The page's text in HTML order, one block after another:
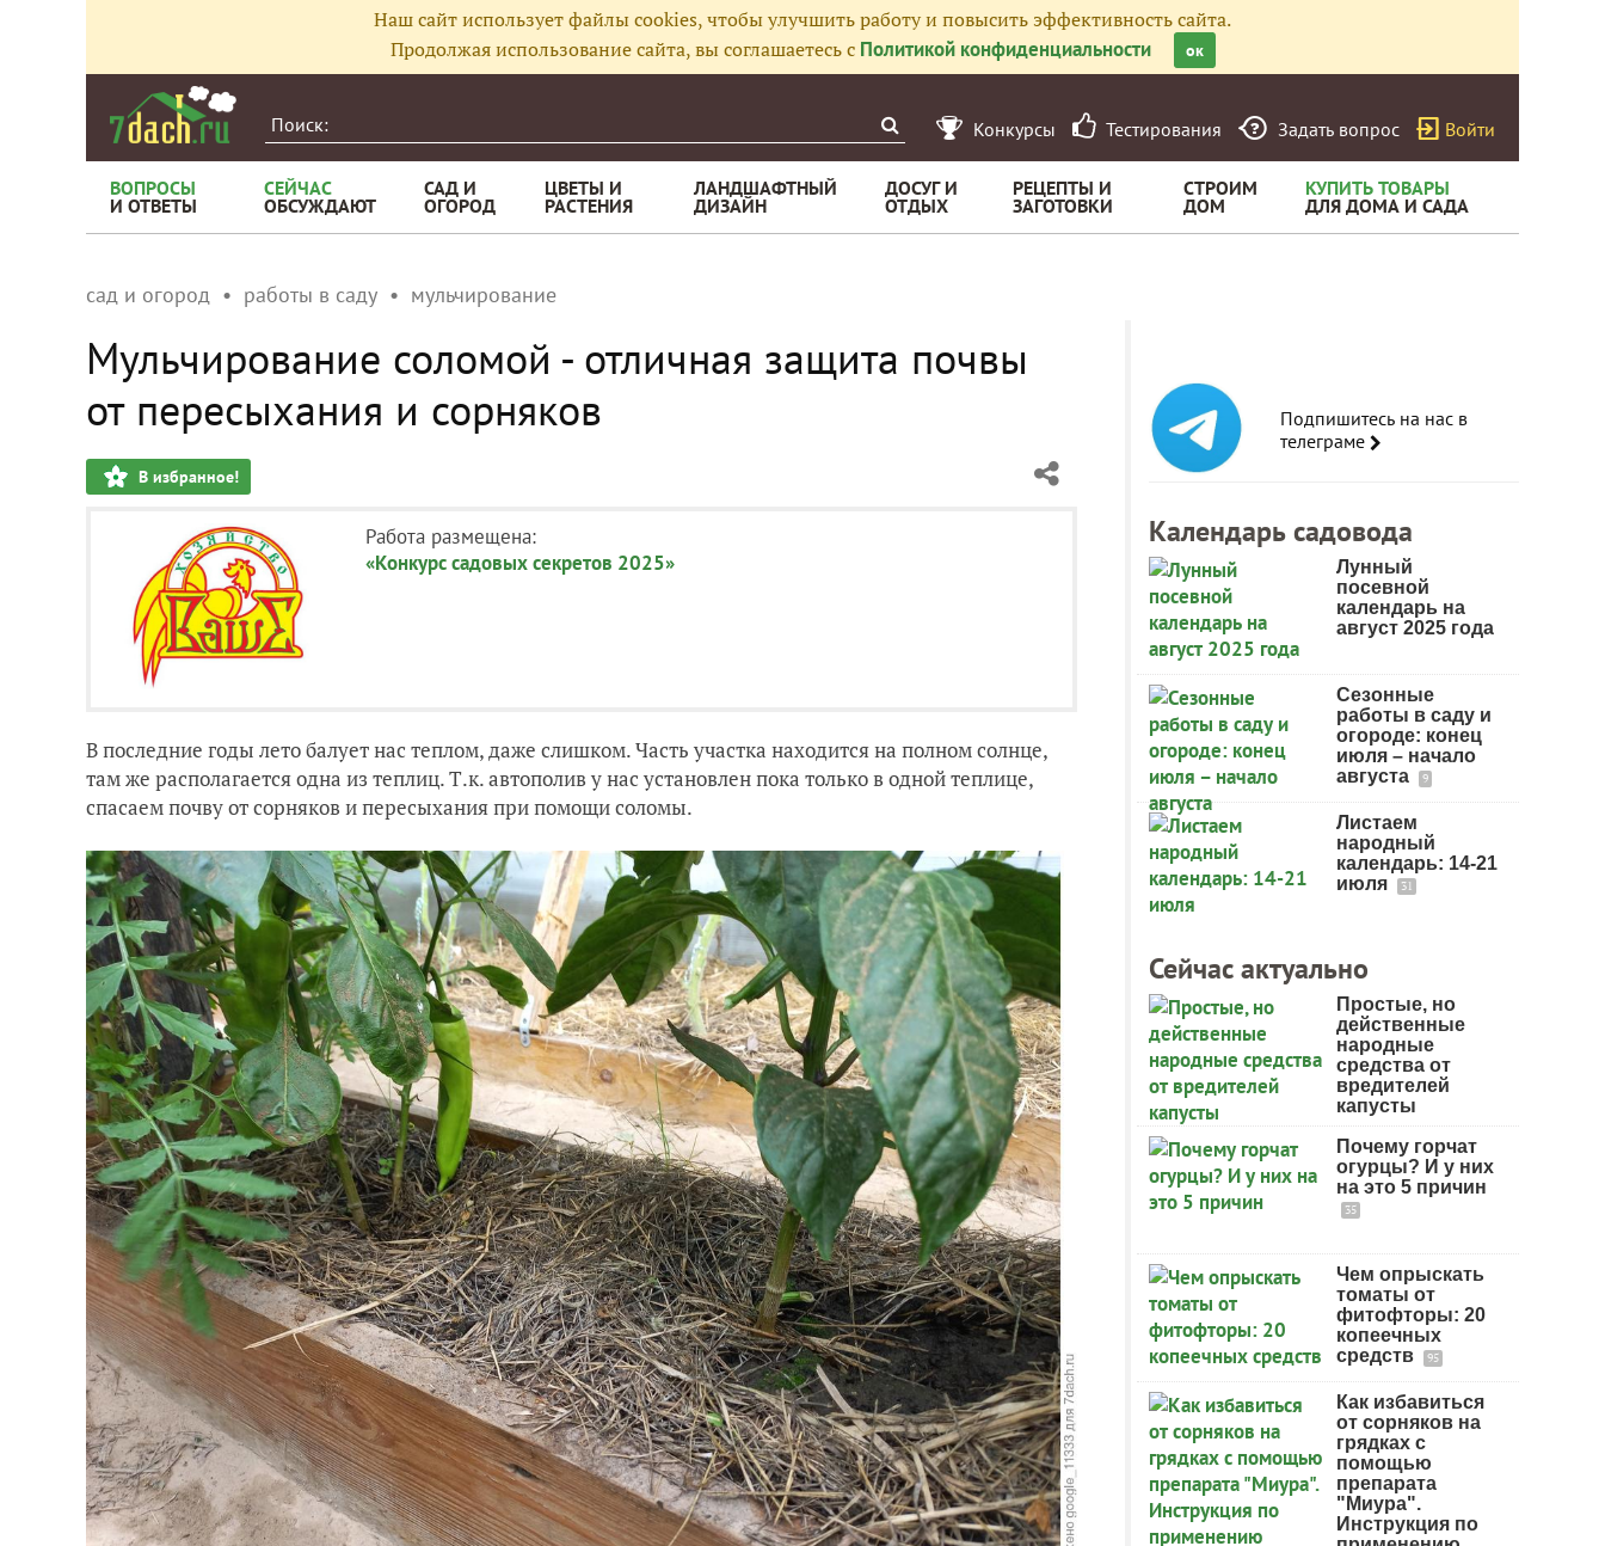
Наш сайт использует файлы cookies, чтобы улучшить работу и повысить эффективность сайта.
Продолжая использование сайта, вы соглашаетесь с Политикой конфиденциальности ок
Конкурсы Тестирования Задать вопрос Войти
ВОПРОСЫ
И ОТВЕТЫ
СЕЙЧАС
ОБСУЖДАЮТ
САД И
ОГОРОД
ЦВЕТЫ И
РАСТЕНИЯ
ЛАНДШАФТНЫЙ
ДИЗАЙН
ДОСУГ И
ОТДЫХ
РЕЦЕПТЫ И
ЗАГОТОВКИ
СТРОИМ
ДОМ
КУПИТЬ ТОВАРЫ
ДЛЯ ДОМА И САДА
сад и огород работы в саду мульчирование
Мульчирование соломой - отличная защита почвы
от пересыхания и сорняков
В избранное!
Работа размещена:
«Конкурс садовых секретов 2025»
В последние годы лето балует нас теплом, даже слишком. Часть участка находится на полном солнце,
там же располагается одна из теплиц. Т.к. автополив у нас установлен пока только в одной теплице,
спасаем почву от сорняков и пересыхания при помощи соломы.
Подпишитесь на нас в
телеграме
Календарь садовода
Лунный
посевной
календарь на
август 2025 года
Сезонные
работы в саду и
огороде: конец
июля – начало
августа
9
Листаем
народный
календарь: 14-21
июля
31
Сейчас актуально
Простые, но
действенные
народные
средства от
вредителей
капусты
Почему горчат
огурцы? И у них
на это 5 причин
35
Чем опрыскать
томаты от
фитофторы: 20
копеечных
средств
95
Как избавиться
от сорняков на
грядках с
помощью
препарата
"Миура".
Инструкция по